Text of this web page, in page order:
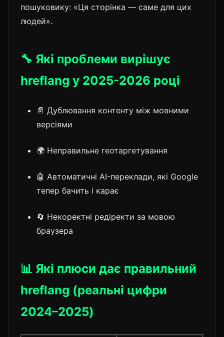
пошуковику: «Ця сторінка — саме для цих
людей».
🔧 Які проблеми вирішує
hreflang у 2025-2026 році
📄 Дублювання контенту між мовними
версіями
🌍 Неправильне геотаргетування
🤖 Автоматичні AI-переклади, які Google
тепер бачить і карає
🔄 Некоректні редіректи за мовою
браузера
📊 Які плюси дає правильний
hreflang (реальні цифри
2024–2025)